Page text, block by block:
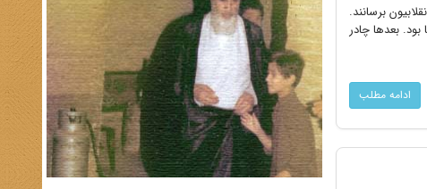
برسانند.
بعدها چادر
ادامه مطلب